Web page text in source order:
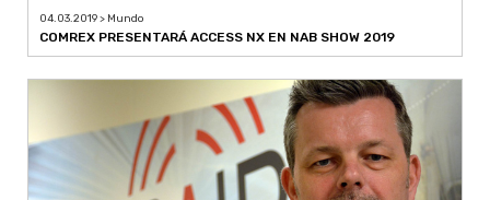
04.03.2019 > Mundo
COMREX PRESENTARÁ ACCESS NX EN NAB SHOW 2019